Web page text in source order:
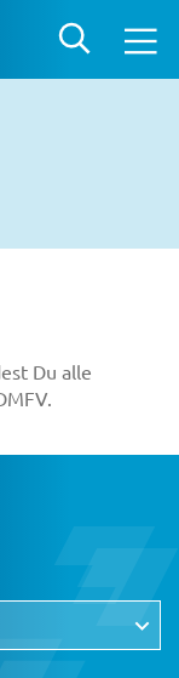
Du alle